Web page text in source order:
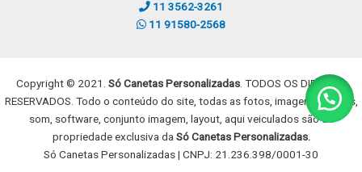
11 3562-3261
11 91580-2568
Copyright © 2021. Só Canetas Personalizadas . TODOS OS DIREITOS
RESERVADOS. Todo o conteúdo do site, todas as fotos, imagens, dizeres,
som, software, conjunto imagem, layout, aqui veiculados são de
propriedade exclusiva da Só Canetas Personalizadas.
Só Canetas Personalizadas | CNPJ: 21.236.398/0001-30